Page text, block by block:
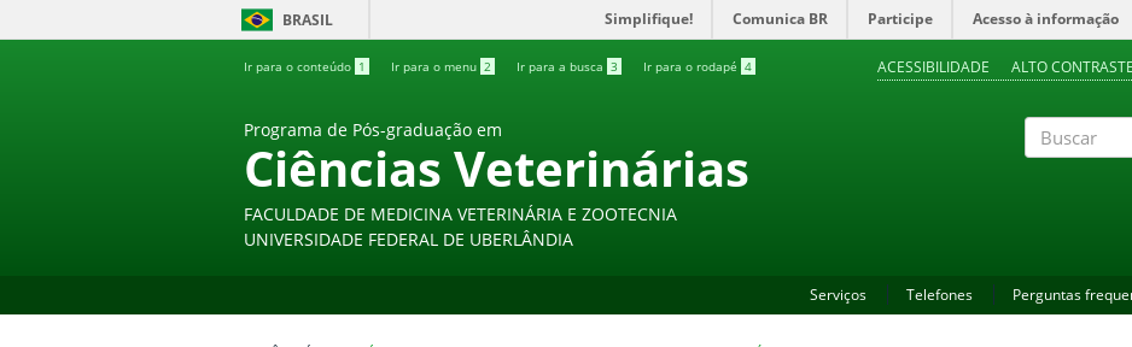
BRASIL Simplifique! Comunica BR Participe Acesso à informação
Ir para o conteúdo 1 Ir para o menu 2 Ir para a busca 3 Ir para o rodapé 4 ACESSIBILIDADE ALTO CONTRASTE
Programa de Pós-graduação em
Ciências Veterinárias
FACULDADE DE MEDICINA VETERINÁRIA E ZOOTECNIA
UNIVERSIDADE FEDERAL DE UBERLÂNDIA
Serviços Telefones Perguntas